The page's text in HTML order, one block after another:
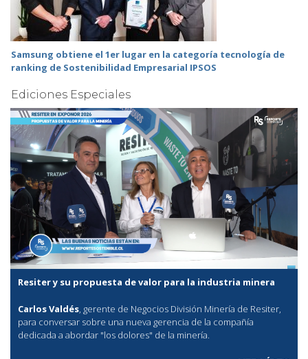
Samsung obtiene el 1er lugar en la categoría tecnología de
ranking de Sostenibilidad Empresarial IPSOS
Ediciones Especiales
Resiter y su propuesta de valor para la industria minera
Carlos Valdés, gerente de Negocios División Minería de Resiter,
para conversar sobre una nueva gerencia de la compañía
dedicada a abordar "los dolores" de la minería.